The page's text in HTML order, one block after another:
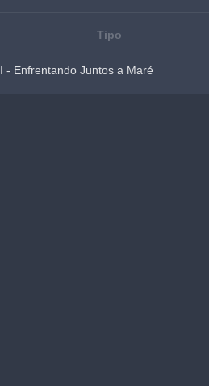
Tipo
- Enfrentando Juntos a Maré